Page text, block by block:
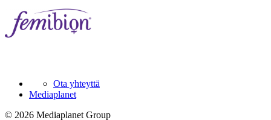
Ota yhteyttä
Mediaplanet
© 2026 Mediaplanet Group